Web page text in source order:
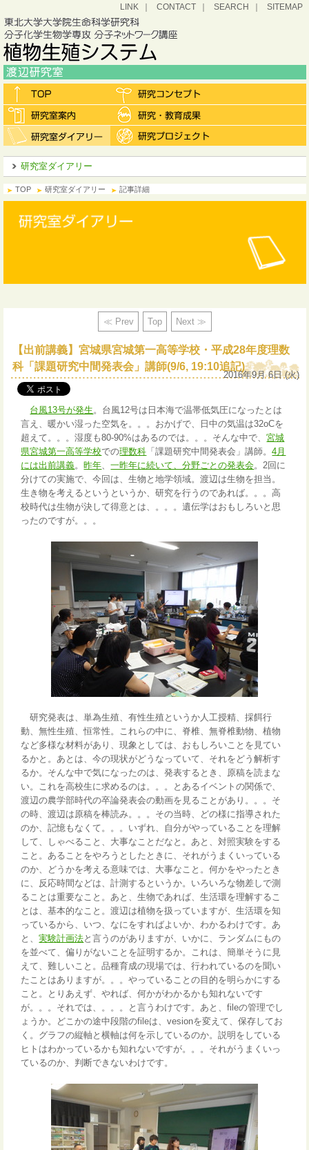
LINK CONTACT SEARCH SITEMAP
研究室ダイアリー
TOP 研究室ダイアリー 記事詳細
≪ Prev Top Next ≫
【出前講義】宮城県宮城第一高等学校・平成28年度理数
科「課題研究中間発表会」講師(9/6, 19:10追記)
2016年9月 6日 (火)
台風13号が発生 。台風12号は日本海で温帯低気圧になったとは
言え、暖かい湿った空気を。。。おかげで、日中の気温は32oCを
超えて。。。湿度も80-90%はあるのでは。。。そんな中で、宮城
県宮城第一高等学校での理数科 「課題研究中間発表会」講師。4月
には出前講義。昨年 、一昨年に続いて、分野ごとの発表会。2回に
分けての実施で、今回は、生物と地学領域。渡辺は生物を担当。
生き物を考えるというというか、研究を行うのであれば。。。高
校時代は生物が決して得意とは、。。。遺伝学はおもしろいと思
ったのですが。。。
研究発表は、単為生殖、有性生殖というか人工授精、採餌行
動、無性生殖、恒常性。これらの中に、脊椎、無脊椎動物、植物
など多様な材料があり、現象としては、おもしろいことを見てい
るかと。あとは、今の現状がどうなっていて、それをどう解析す
るか。そんな中で気になったのは、発表するとき、原稿を読まな
い。これを高校生に求めるのは。。。とあるイベントの関係で、
渡辺の農学部時代の卒論発表会の動画を見ることがあり。。。そ
の時、渡辺は原稿を棒読み。。。その当時、どの様に指導された
のか、記憶もなくて。。。いずれ、自分がやっていることを理解
して、しゃべること、大事なことだなと。あと、対照実験をする
こと。あることをやろうとしたときに、それがうまくいっている
のか、どうかを考える意味では、大事なこと。何かをやったとき
に、反応時間などは、計測するというか。いろいろな物差しで測
ることは重要なこと。あと、生物であれば、生活環を理解するこ
とは、基本的なこと。渡辺は植物を扱っていますが、生活環を知
っているから、いつ、なにをすればよいか、わかるわけです。あ
と、実験計画法と言うのがありますが、いかに、ランダムにもの
を並べて、偏りがないことを証明するか。これは、簡単そうに見
えて、難しいこと。品種育成の現場では、行われているのを聞い
たことはありますが。。。やっていることの目的を明らかにする
こと。とりあえず、やれば、何かがわかるかも知れないです
が。。。それでは、。。。と言うわけです。あと、fileの管理でし
ょうか。どこかの途中段階のfileは、vesionを変えて、保存してお
く。グラフの縦軸と横軸は何を示しているのか。説明をしている
ヒトはわかっているかも知れないですが。。。それがうまくいっ
ているのか、判断できないわけです。